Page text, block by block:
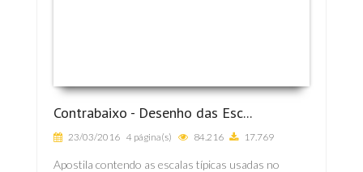
Contrabaixo - Desenho das Esc...
23/03/2016 4 página(s) 84.216 17.769
Apostila contendo as escalas típicas usadas no